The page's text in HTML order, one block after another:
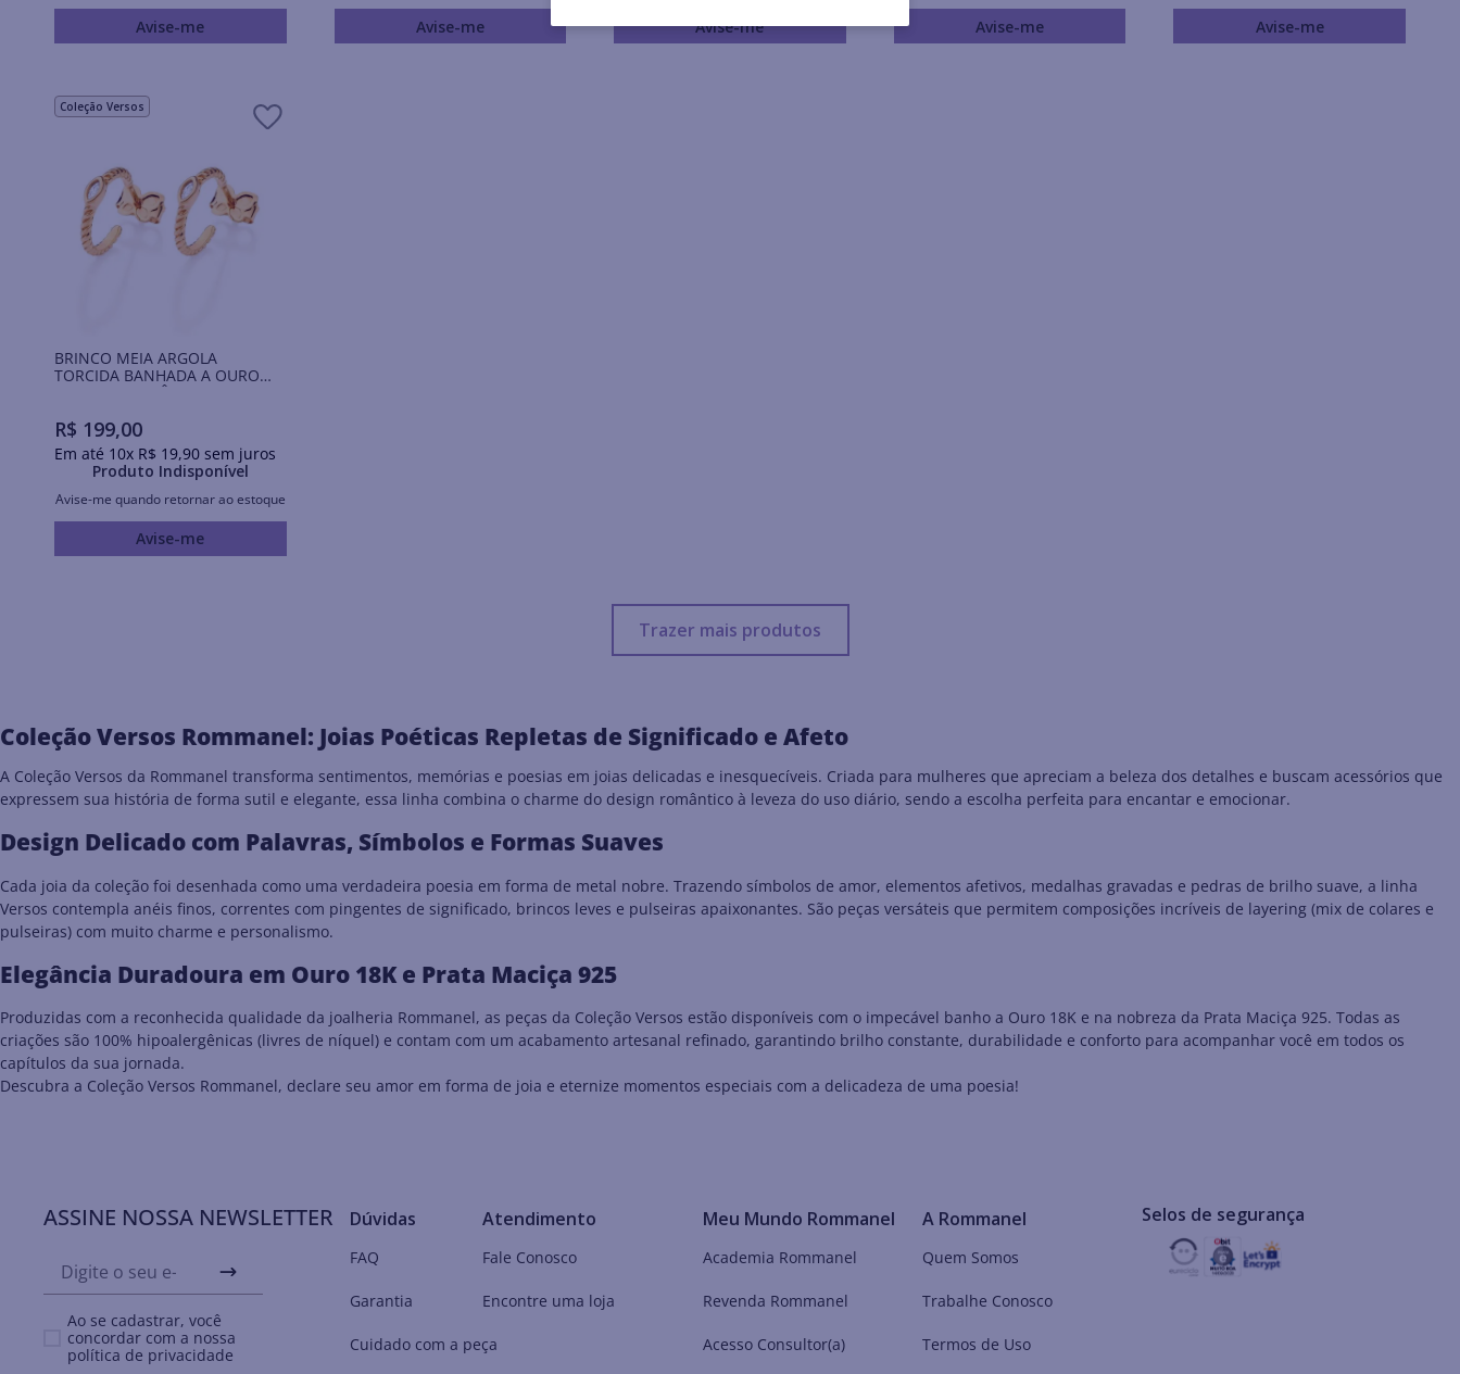
Avise-me Avise-me Avise-me Avise-me Avise-me
Coleção Versos
BRINCO MEIA ARGOLA
TORCIDA BANHADA A OURO
18K COM ZIRCÔNIAS
R$ 199,00
Em até 10x R$ 19,90 sem juros
Produto Indisponível
Avise-me quando retornar ao estoque
Avise-me
Coleção Versos Rommanel: Joias Poéticas Repletas de Significado e Afeto
A Coleção Versos da Rommanel transforma sentimentos, memórias e poesias em joias delicadas e inesquecíveis. Criada para mulheres que apreciam a beleza dos detalhes e buscam acessórios que
expressem sua história de forma sutil e elegante, essa linha combina o charme do design romântico à leveza do uso diário, sendo a escolha perfeita para encantar e emocionar.
Design Delicado com Palavras, Símbolos e Formas Suaves
Cada joia da coleção foi desenhada como uma verdadeira poesia em forma de metal nobre. Trazendo símbolos de amor, elementos afetivos, medalhas gravadas e pedras de brilho suave, a linha
Versos contempla anéis finos, correntes com pingentes de significado, brincos leves e pulseiras apaixonantes. São peças versáteis que permitem composições incríveis de layering (mix de colares e
pulseiras) com muito charme e personalismo.
Elegância Duradoura em Ouro 18K e Prata Maciça 925
Produzidas com a reconhecida qualidade da joalheria Rommanel, as peças da Coleção Versos estão disponíveis com o impecável banho a Ouro 18K e na nobreza da Prata Maciça 925. Todas as
criações são 100% hipoalergênicas (livres de níquel) e contam com um acabamento artesanal refinado, garantindo brilho constante, durabilidade e conforto para acompanhar você em todos os
capítulos da sua jornada.
Descubra a Coleção Versos Rommanel, declare seu amor em forma de joia e eternize momentos especiais com a delicadeza de uma poesia!
ASSINE NOSSA NEWSLETTER
Ao se cadastrar, você
concordar com a nossa
política de privacidade
Dúvidas
FAQ
Garantia
Cuidado com a peça
Atendimento
Fale Conosco
Encontre uma loja
Meu Mundo Rommanel
Academia Rommanel
Revenda Rommanel
Acesso Consultor(a)
A Rommanel
Quem Somos
Trabalhe Conosco
Termos de Uso
Selos de segurança